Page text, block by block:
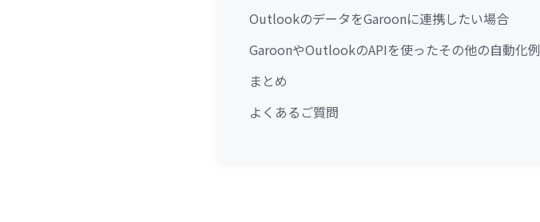
OutlookのデータをGaroonに連携したい場合
GaroonやOutlookのAPIを使ったその他の自動化例
まとめ
よくあるご質問